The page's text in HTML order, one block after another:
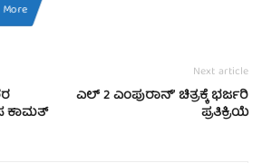
More
ಕಾಮತ್
Next article
ಎಲ್ 2 ಎಂಪುರಾನ್’ ಚಿತ್ರಕ್ಕೆ ಭರ್ಜರಿ
ಪ್ರತಿಕ್ರಿಯೆ